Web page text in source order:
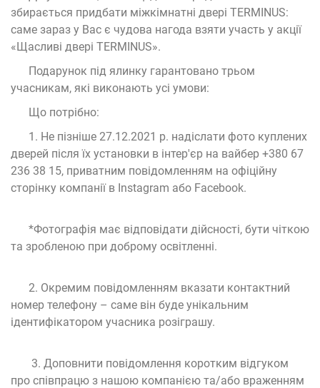
збирається придбати міжкімнатні двері TERMINUS:
саме зараз у Вас є чудова нагода взяти участь у акції
«Щасливі двері TERMINUS».
Подарунок під ялинку гарантовано трьом
учасникам, які виконають усі умови:
Що потрібно:
1. Не пізніше 27.12.2021 р. надіслати фото куплених
дверей після їх установки в інтер'єр на вайбер +380 67
236 38 15, приватним повідомленням на офіційну
сторінку компанії в Instagram або Facebook.
*Фотографія має відповідати дійсності, бути чіткою
та зробленою при доброму освітленні.
2. Окремим повідомленням вказати контактний
номер телефону – саме він буде унікальним
ідентифікатором учасника розіграшу.
3. Доповнити повідомлення коротким відгуком
про співпрацю з нашою компанією та/або враженням